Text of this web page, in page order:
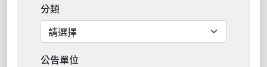
分類
公告單位